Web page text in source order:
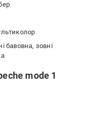
бавовна, зовні
mode 1